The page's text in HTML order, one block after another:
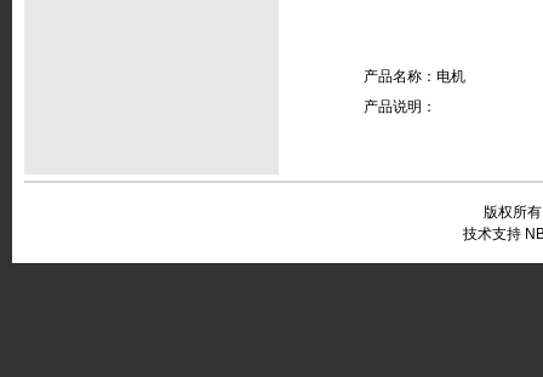
产品名称：电机
产品说明：
版权所
技术支持